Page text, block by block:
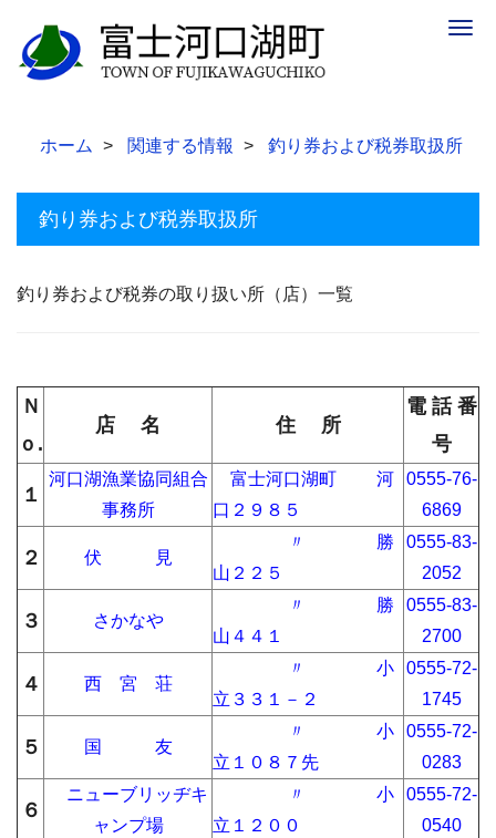
ホーム 関連する情報 釣り券および税券取扱所
釣り券および税券取扱所
釣り券および税券の取り扱い所（店）一覧
Ｎ
ｏ.
店 名 住 所
電 話 番
号
１
河口湖漁業協同組合
事務所
富士河口湖町 河
口２９８５
0555-76-
6869
２ 伏 見
〃 勝
山２２５
0555-83-
2052
３ さかなや
〃 勝
山４４１
0555-83-
2700
４ 西 宮 荘
〃 小
立３３１－２
0555-72-
1745
５ 国 友
〃 小
立１０８７先
0555-72-
0283
６
ニューブリッヂキ
ャンプ場
〃 小
立１２００
0555-72-
0540